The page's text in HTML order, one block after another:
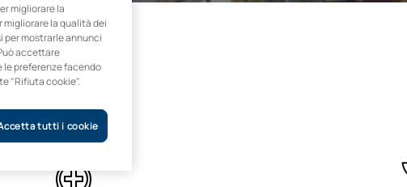
migliorare la
la qualità dei
per mostrarle annunci
accettare
preferenze facendo
"Rifiuta cookie".
tutti i cookie